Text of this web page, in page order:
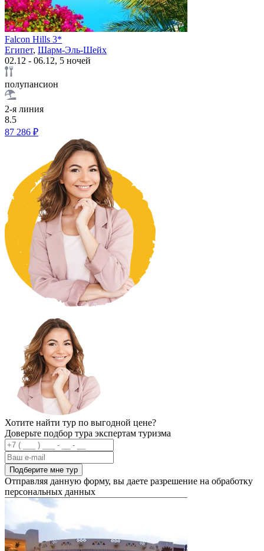
Falcon Hills 3*
Египет, Шарм-Эль-Шейх
02.12 - 06.12, 5 ночей
полупансион
2-я линия
8.5
87 286 ₽
Хотите найти тур по выгодной цене?
Доверьте подбор тура экспертам туризма
Подберите мне тур
Отправляя данную форму, вы даете разрешение на обработку
персональных данных